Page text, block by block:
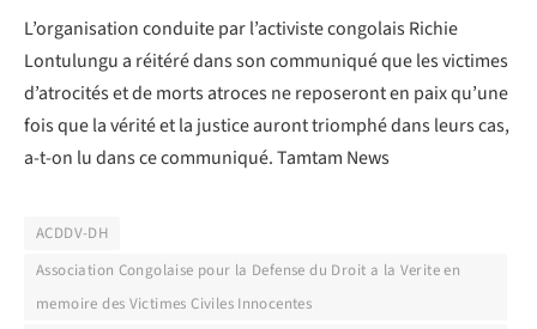
L’organisation conduite par l’activiste congolais Richie
Lontulungu a réitéré dans son communiqué que les victimes
d’atrocités et de morts atroces ne reposeront en paix qu’une
fois que la vérité et la justice auront triomphé dans leurs cas,
a-t-on lu dans ce communiqué. Tamtam News
ACDDV-DH
Association Congolaise pour la Defense du Droit a la Verite en
memoire des Victimes Civiles Innocentes